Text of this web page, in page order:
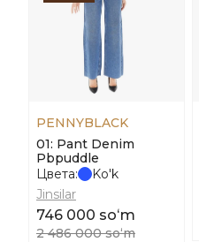
PENNYBLACK
01: Pant Denim
Pbpuddle
Цвета:
Ko'k
Jinsilar
746 000 soʻm
2 486 000 soʻm